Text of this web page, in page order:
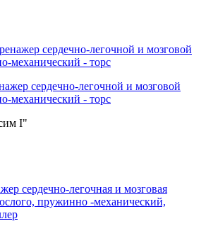
сердечно-легочной и мозговой
механический - торс
I"